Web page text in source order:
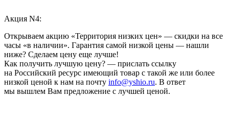
Акция N4:
Открываем акцию «Территория низких цен» — скидки на все
часы «в наличии». Гарантия самой низкой цены — нашли
ниже? Сделаем цену еще лучше!
Как получить лучшую цену? — прислать ссылку
на Российский ресурс имеющий товар с такой же или более
низкой ценой к нам на почту info@yshio.ru. В ответ
мы вышлем Вам предложение с лучшей ценой.